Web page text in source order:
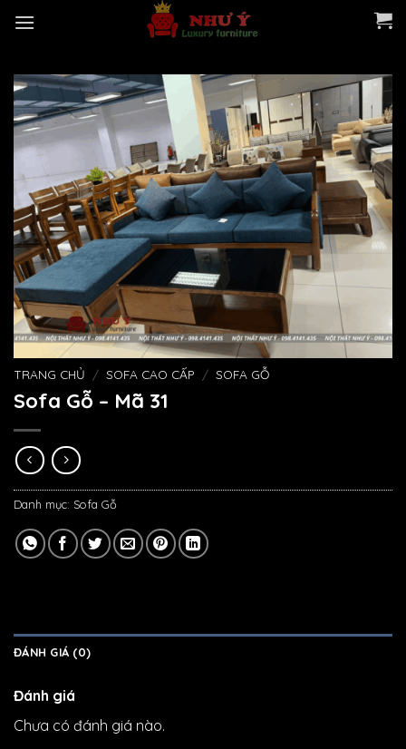
TRANG CHỦ / SOFA CAO CẤP / SOFA GỖ
Sofa Gỗ – Mã 31
Danh mục: Sofa Gỗ
ĐÁNH GIÁ (0)
Đánh giá
Chưa có đánh giá nào.